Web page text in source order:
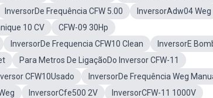
InversorDe Frequência CFW 5.00
InversorAdw04 Weg
10 CV
CFW-09 30Hp
InversorDe Frequencia CFW10 Clean
InversorE
Para Metros De LigaçãoDo Inversor CFW-11
CFW10Usado
InversorDe Frequência Weg
InversorCfe500 2V InversorCFW-11 1000V